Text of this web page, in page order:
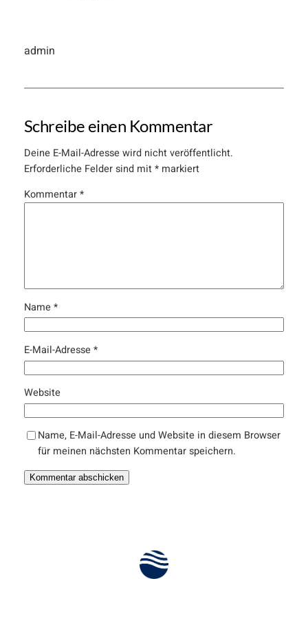
admin
Schreibe einen Kommentar
Deine E-Mail-Adresse wird nicht veröffentlicht.
Erforderliche Felder sind mit*markiert
Kommentar*
Name*
E-Mail-Adresse*
Website
Name, E-Mail-Adresse und Website in diesem Browser
für meinen nächsten Kommentar speichern.